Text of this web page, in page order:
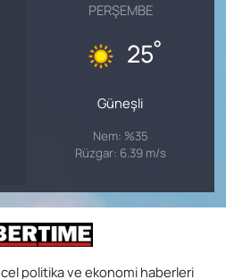
PERŞEMBE
25°
Güneşli
Nem: %35
Rüzgar: 6.39 m/s
politika ve ekonomi haberleri